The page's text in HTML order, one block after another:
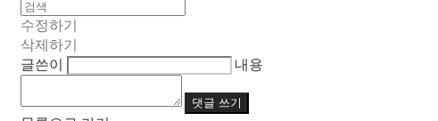
수정하기
삭제하기
글쓴이
내용
댓글 쓰기